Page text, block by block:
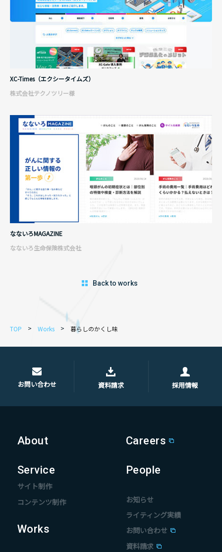
XC-Times（エクシータイムズ）
株式会社テクノツリー様
なないろMAGAZINE
なないろ生命保険株式会社
Back to works
TOP Works 暮らしのかくし味
お問い合わせ 資料請求 採用情報
About
Service
サイト制作
コンテンツ制作
Works
Careers
People
お知らせ
ライティング実績
お問い合わせ
資料請求